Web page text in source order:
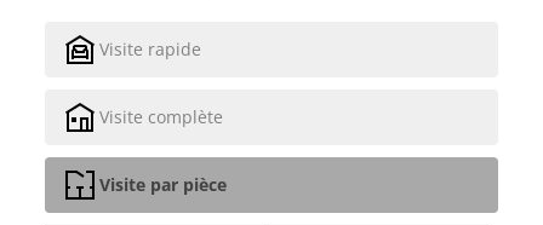
Visite rapide
Visite complète
Visite par pièce